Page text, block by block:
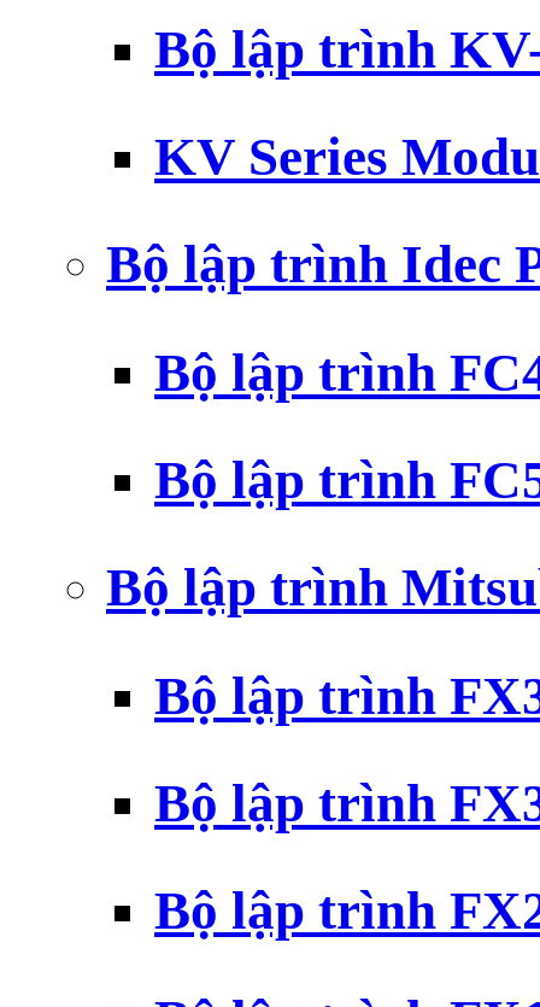
Bộ lập trình
KV Series
Bộ lập trình Idec
Bộ lập trình
Bộ lập trình
Bộ lập trình
Bộ lập trình
Bộ lập trình
Bộ lập trình